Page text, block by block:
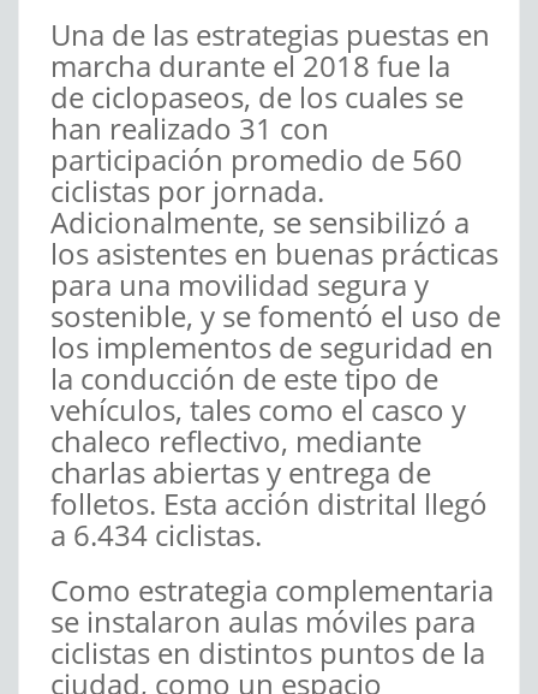
Una de las estrategias puestas en
marcha durante el 2018 fue la
de ciclopaseos, de los cuales se
han realizado 31 con
participación promedio de 560
ciclistas por jornada.
Adicionalmente, se sensibilizó a
los asistentes en buenas prácticas
para una movilidad segura y
sostenible, y se fomentó el uso de
los implementos de seguridad en
la conducción de este tipo de
vehículos, tales como el casco y
chaleco reflectivo, mediante
charlas abiertas y entrega de
folletos. Esta acción distrital llegó
a 6.434 ciclistas.
Como estrategia complementaria
se instalaron aulas móviles para
ciclistas en distintos puntos de la
ciudad, como un espacio